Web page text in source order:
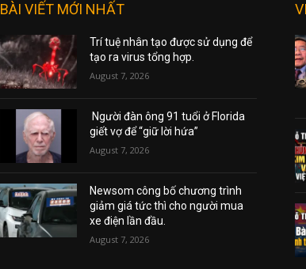
BÀI VIẾT MỚI NHẤT
Trí tuệ nhân tạo được sử dụng để
tạo ra virus tổng hợp.
August 7, 2026
Người đàn ông 91 tuổi ở Florida
giết vợ để “giữ lời hứa”
August 7, 2026
Newsom công bố chương trình
giảm giá tức thì cho người mua
xe điện lần đầu.
August 7, 2026